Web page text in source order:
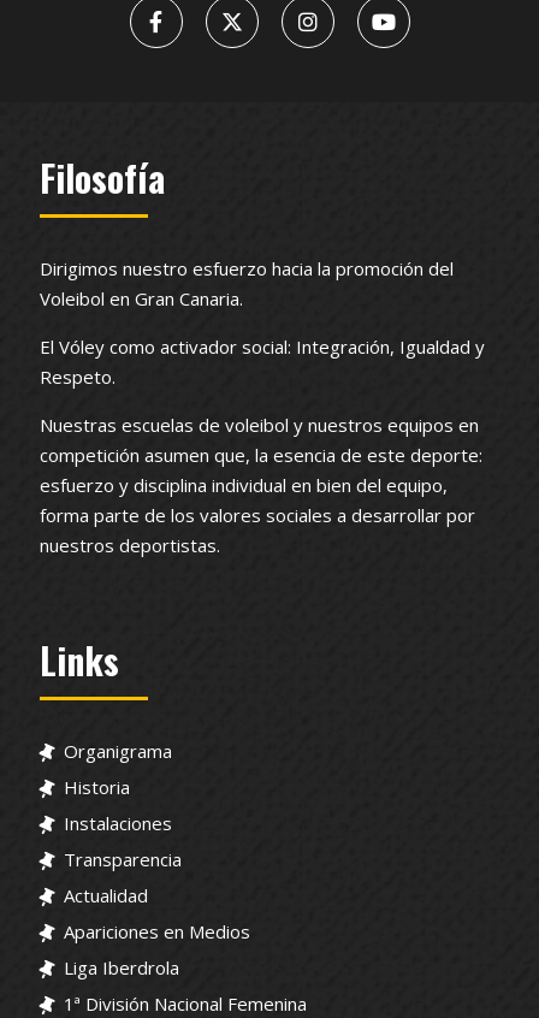
Filosofía
Dirigimos nuestro esfuerzo hacia la promoción del
Voleibol en Gran Canaria.
El Vóley como activador social: Integración, Igualdad y
Respeto.
Nuestras escuelas de voleibol y nuestros equipos en
competición asumen que, la esencia de este deporte:
esfuerzo y disciplina individual en bien del equipo,
forma parte de los valores sociales a desarrollar por
nuestros deportistas.
Links
Organigrama
Historia
Instalaciones
Transparencia
Actualidad
Apariciones en Medios
Liga Iberdrola
1ª División Nacional Femenina